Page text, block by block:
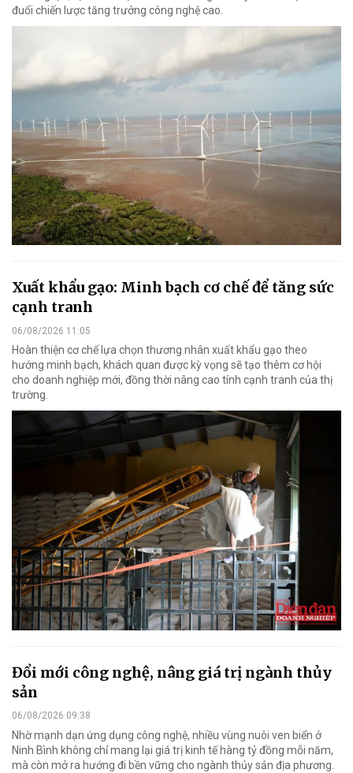
đuổi chiến lược tăng trưởng công nghệ cao.
Xuất khẩu gạo: Minh bạch cơ chế để tăng sức
cạnh tranh
06/08/2026 11:05
Hoàn thiện cơ chế lựa chọn thương nhân xuất khẩu gạo theo
hướng minh bạch, khách quan được kỳ vọng sẽ tạo thêm cơ hội
cho doanh nghiệp mới, đồng thời nâng cao tính cạnh tranh của thị
trường.
Đổi mới công nghệ, nâng giá trị ngành thủy
sản
06/08/2026 09:38
Nhờ mạnh dạn ứng dụng công nghệ, nhiều vùng nuôi ven biển ở
Ninh Bình không chỉ mang lại giá trị kinh tế hàng tỷ đồng mỗi năm,
mà còn mở ra hướng đi bền vững cho ngành thủy sản địa phương.